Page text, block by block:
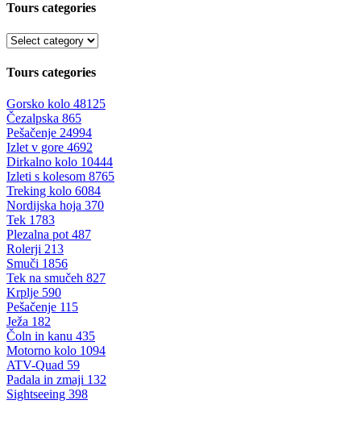
Tours categories
Tours categories
Gorsko kolo 48125
Čezalpska 865
Pešačenje 24994
Izlet v gore 4692
Dirkalno kolo 10444
Izleti s kolesom 8765
Treking kolo 6084
Nordijska hoja 370
Tek 1783
Plezalna pot 487
Rolerji 213
Smuči 1856
Tek na smučeh 827
Krplje 590
Pešačenje 115
Ježa 182
Čoln in kanu 435
Motorno kolo 1094
ATV-Quad 59
Padala in zmaji 132
Sightseeing 398